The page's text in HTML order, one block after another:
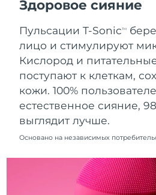
Здоровое сияние
Пульсации T-SonicTM
лицо и стимулируют
Кислород и
поступают к клеткам,
кожи. 100%
естественное сияние,
выглядит лучше.
Основано на независимых
Нидерланды
Новая Зеландия
Норвегия
Оман
Филиппины